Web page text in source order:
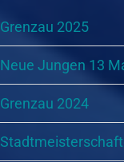
Grenzau 2025
Neue Jungen 13
Grenzau 2024